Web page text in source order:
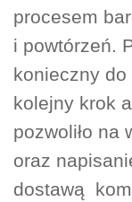
procesem
i powtórzeń.
konieczny do
kolejny krok
pozwoliło na
oraz
dostawą